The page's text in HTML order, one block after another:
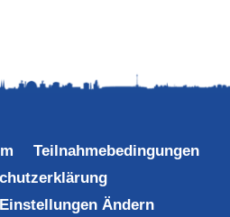
Teilnahmebedingungen
Ändern